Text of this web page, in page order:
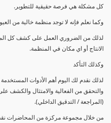
كل مشكلة هي فرصة حقيقية للتطوير.
وكما نعلم فإنه لا توجد منظمة خالية من
لذلك من الضروري العمل على كشف كل
الانتاج أو اي مكان في المنظمة.
وكذلك التأكد
لذلك نقدم لك اليوم أهم الأدوات
والتحقق من الفعالية والامتثال والكشف
(المراجعة / التدقيق الداخلي).
من خلال مجموعة مركزة من المحاضرات